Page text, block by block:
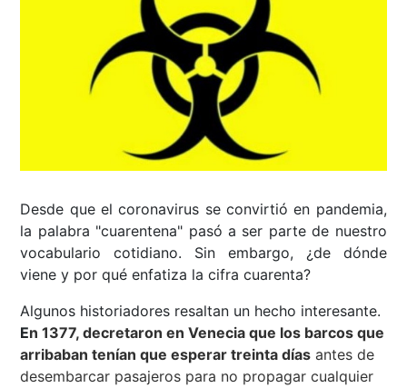
Desde que el coronavirus se convirtió en pandemia,
la palabra "cuarentena" pasó a ser parte de nuestro
vocabulario cotidiano. Sin embargo, ¿de dónde
viene y por qué enfatiza la cifra cuarenta?
Algunos historiadores resaltan un hecho interesante.
En 1377, decretaron en Venecia que los barcos que
arribaban tenían que esperar treinta días antes de
desembarcar pasajeros para no propagar cualquier